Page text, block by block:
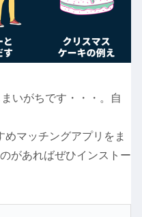
いがちです・・・。自
めマッチングアプリをま
があればぜひインストー